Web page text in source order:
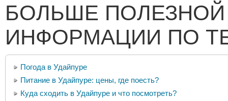
БОЛЬШЕ ПОЛЕЗНОЙ
ИНФОРМАЦИИ ПО
Погода в Удайпуре
Питание в Удайпуре: цены, где поесть?
Куда сходить в Удайпуре и что посмотреть?